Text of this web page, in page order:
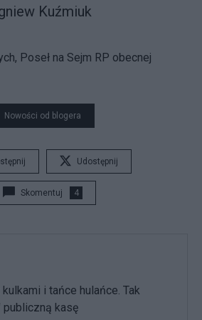
Kuźmiuk
Poseł na Sejm RP obecnej
Nowości od blogera
Udostępnij
Skomentuj 4
i tańce hulańce. Tak
publiczną kasę